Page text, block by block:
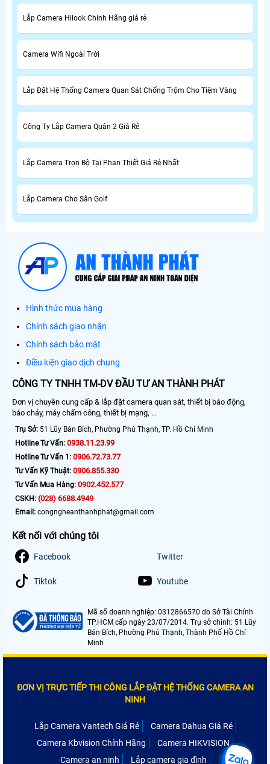
Lắp Camera Hilook Chính Hãng giá rẻ
Camera Wifi Ngoài Trời
Lắp Đặt Hệ Thống Camera Quan Sát Chống Trộm Cho Tiệm Vàng
Công Ty Lắp Camera Quận 2 Giá Rẻ
Lắp Camera Trọn Bộ Tại Phan Thiết Giá Rẻ Nhất
Lắp Camera Cho Sân Golf
Hình thức mua hàng
Chính sách giao nhận
Chính sách bảo mật
Điều kiện giao dịch chung
CÔNG TY TNHH TM-DV ĐẦU TƯ AN THÀNH PHÁT
Đơn vị chuyên cung cấp & lắp đặt camera quan sát, thiết bị báo động,
báo cháy, máy chấm công, thiết bị mạng, ...
Trụ Sở: 51 Lũy Bán Bích, Phường Phú Thạnh, TP. Hồ Chí Minh
Hotline Tư Vấn: 0938.11.23.99
Hotline Tư Vấn 1: 0906.72.73.77
Tư Vấn Kỹ Thuật: 0906.855.330
Tư Vấn Mua Hàng: 0902.452.577
CSKH: (028) 6688.4949
Email: congngheanthanhphat@gmail.com
Kết nối với chúng tôi
Facebook Twitter
Tiktok Youtube
Mã số doanh nghiệp: 0312866570 do Sở Tài Chính
TP.HCM cấp ngày 23/07/2014. Trụ sở chính: 51 Lũy
Bán Bích, Phường Phú Thạnh, Thành Phố Hồ Chí
Minh
ĐƠN VỊ TRỰC TIẾP THI CÔNG LẮP ĐẶT HỆ THỐNG CAMERA AN
NINH
Lắp Camera Vantech Giá Rẻ
Camera Dahua Giá Rẻ
Camera Kbvision Chính Hãng
Camera HIKVISION
Camera an ninh
Lắp camera gia đình